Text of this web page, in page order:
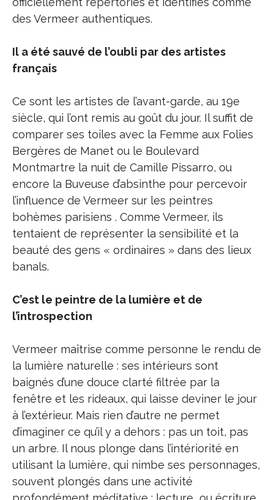
des Vermeer authentiques.
Il a été sauvé de l’oubli par des artistes
français
Ce sont les artistes de l’avant-garde, au 19e
siècle, qui l’ont remis au goût du jour. Il suffit de
comparer ses toiles avec la Femme aux Folies
Bergères de Manet ou le Boulevard
Montmartre la nuit de Camille Pissarro, ou
encore la Buveuse d’absinthe pour percevoir
l’influence de Vermeer sur les peintres
bohèmes parisiens . Comme Vermeer, ils
tentaient de représenter la sensibilité et la
beauté des gens « ordinaires » dans des lieux
banals.
C’est le peintre de la lumière et de
l’introspection
Vermeer maîtrise comme personne le rendu de
la lumière naturelle : ses intérieurs sont
baignés d’une douce clarté filtrée par la
fenêtre et les rideaux, qui laisse deviner le jour
à l’extérieur. Mais rien d’autre ne permet
d’imaginer ce qu’il y a dehors : pas un toit, pas
un arbre. Il nous plonge dans l’intériorité en
utilisant la lumière, qui nimbe ses personnages,
souvent plongés dans une activité